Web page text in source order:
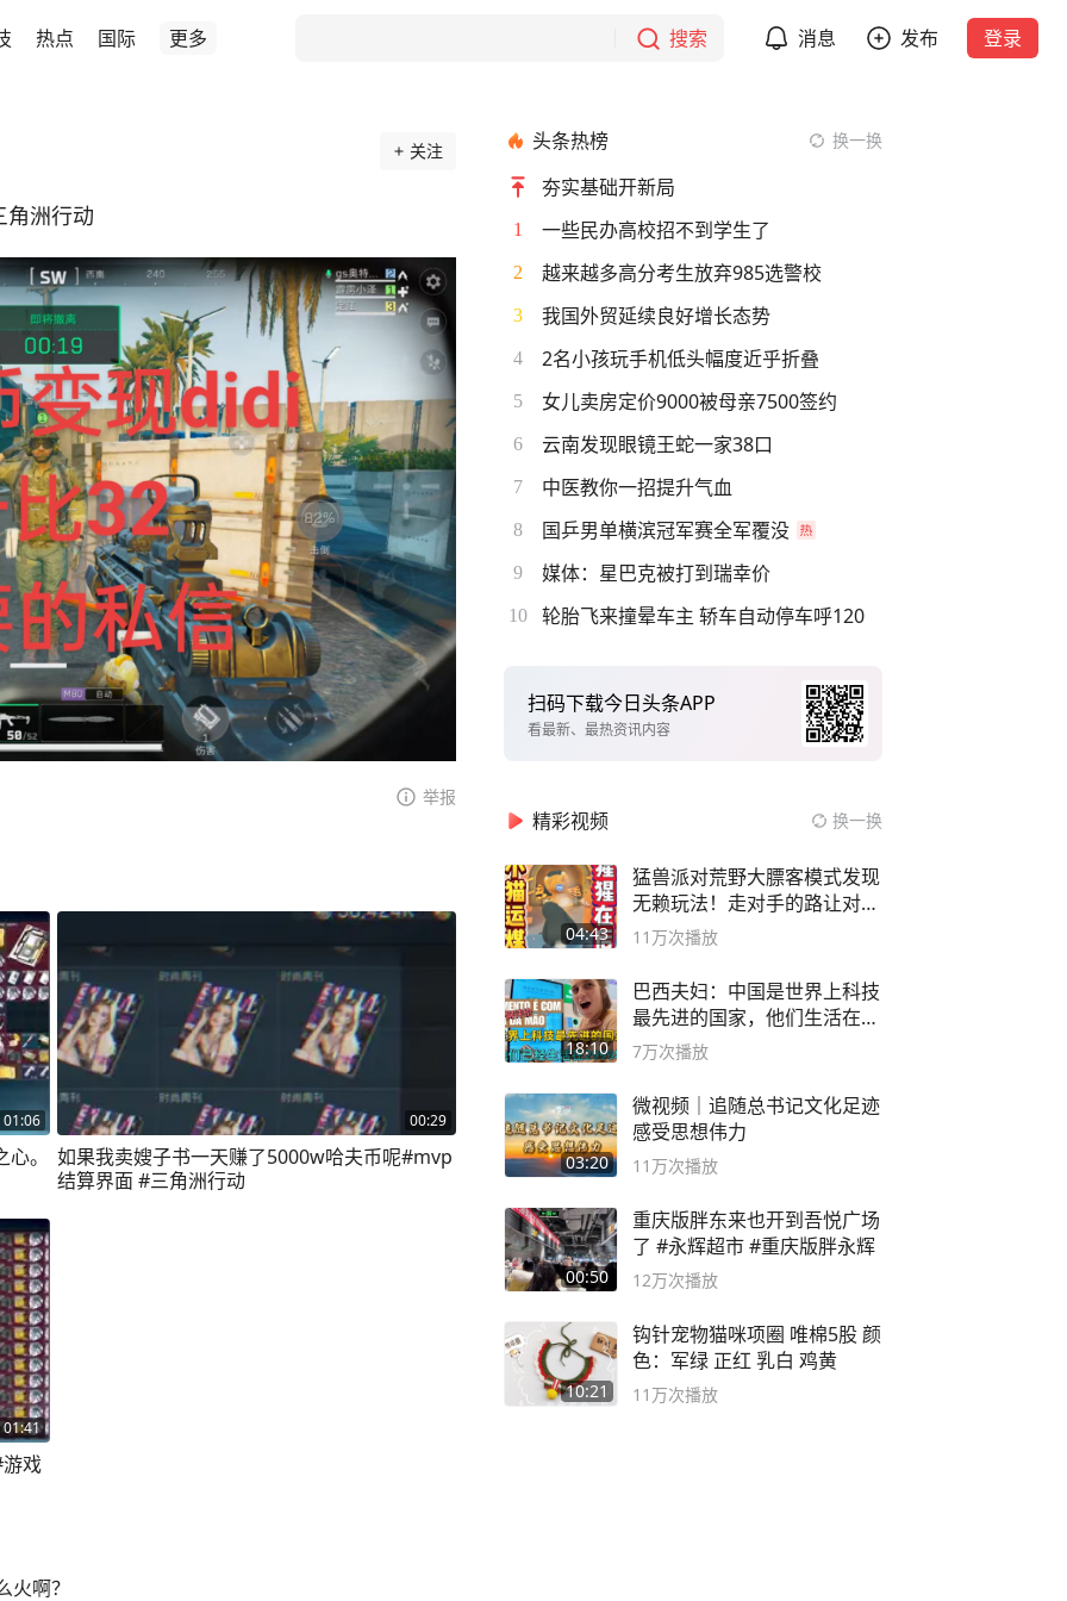
热点 国际 更多 搜索 消息 发布 登录
关注
角洲行动
举报
01:06
。
00:29
如果我卖嫂子书一天赚了5000w哈夫币呢#mvp
结算界面 #三角洲行动
01:41
戏
啊？
头条热榜 换一换
夯实基础开新局
1 一些民办高校招不到学生了
2 越来越多高分考生放弃985选警校
3 我国外贸延续良好增长态势
4 2名小孩玩手机低头幅度近乎折叠
5 女儿卖房定价9000被母亲7500签约
6 云南发现眼镜王蛇一家38口
7 中医教你一招提升气血
8 国乒男单横滨冠军赛全军覆没
9 媒体：星巴克被打到瑞幸价
10 轮胎飞来撞晕车主 轿车自动停车呼120
扫码下载今日头条APP
看最新、最热资讯内容
精彩视频 换一换
04:43
猛兽派对荒野大膘客模式发现
无赖玩法！走对手的路让对手
无路可走
11万次播放
18:10
巴西夫妇：中国是世界上科技
最先进的国家，他们生活在
2999年
7万次播放
03:20
微视频｜追随总书记文化足迹
感受思想伟力
11万次播放
00:50
重庆版胖东来也开到吾悦广场
了 #永辉超市 #重庆版胖永辉
12万次播放
10:21
钩针宠物猫咪项圈 唯棉5股 颜
色：军绿 正红 乳白 鸡黄
11万次播放